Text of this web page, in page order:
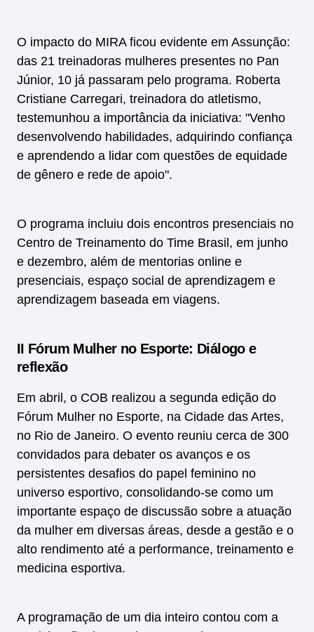
O impacto do MIRA ficou evidente em Assunção:
das 21 treinadoras mulheres presentes no Pan
Júnior, 10 já passaram pelo programa. Roberta
Cristiane Carregari, treinadora do atletismo,
testemunhou a importância da iniciativa: "Venho
desenvolvendo habilidades, adquirindo confiança
e aprendendo a lidar com questões de equidade
de gênero e rede de apoio".
O programa incluiu dois encontros presenciais no
Centro de Treinamento do Time Brasil, em junho
e dezembro, além de mentorias online e
presenciais, espaço social de aprendizagem e
aprendizagem baseada em viagens.
II Fórum Mulher no Esporte: Diálogo e
reflexão
Em abril, o COB realizou a segunda edição do
Fórum Mulher no Esporte, na Cidade das Artes,
no Rio de Janeiro. O evento reuniu cerca de 300
convidados para debater os avanços e os
persistentes desafios do papel feminino no
universo esportivo, consolidando-se como um
importante espaço de discussão sobre a atuação
da mulher em diversas áreas, desde a gestão e o
alto rendimento até a performance, treinamento e
medicina esportiva.
A programação de um dia inteiro contou com a